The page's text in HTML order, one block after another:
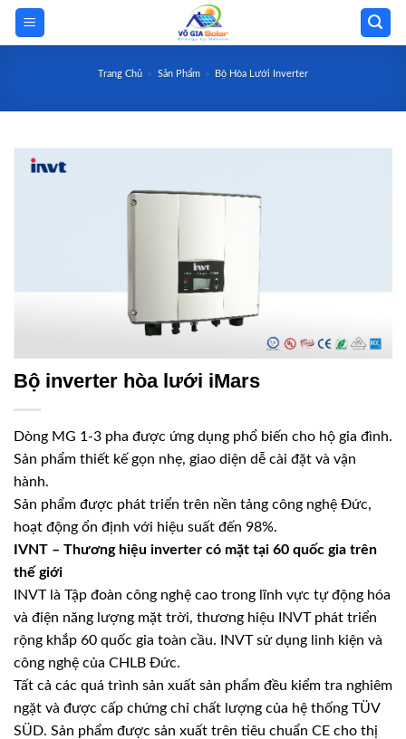
Skip
Trang Chủ » Sản Phẩm » Bộ Hòa Lưới Inverter
Bộ inverter hòa lưới iMars
Dòng MG 1-3 pha được ứng dụng phổ biến cho hộ gia đình.
Sản phẩm thiết kế gọn nhẹ, giao diện dễ cài đặt và vận
hành.
Sản phẩm được phát triển trên nền tảng công nghệ Đức,
hoạt động ổn định với hiệu suất đến 98%.
IVNT – Thương hiệu inverter có mặt tại 60 quốc gia trên
thế giới
INVT là Tập đoàn công nghệ cao trong lĩnh vực tự động hóa
và điện năng lượng mặt trời, thương hiệu INVT phát triển
rộng khắp 60 quốc gia toàn cầu. INVT sử dụng linh kiện và
công nghệ của CHLB Đức.
Tất cả các quá trình sản xuất sản phẩm đều kiểm tra nghiêm
ngặt và được cấp chứng chỉ chất lượng của hệ thống TÜV
SÜD. Sản phẩm được sản xuất trên tiêu chuẩn CE cho thị